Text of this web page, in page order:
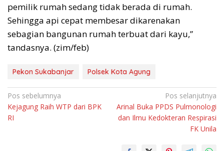
pemilik rumah sedang tidak berada di rumah.
Sehingga api cepat membesar dikarenakan
sebagian bangunan rumah terbuat dari kayu,”
tandasnya. (zim/feb)
Pekon Sukabanjar Polsek Kota Agung
Navigasi
pos
Pos sebelumnya
Kejagung Raih WTP dari BPK
RI
Pos selanjutnya
Arinal Buka PPDS Pulmonologi
dan Ilmu Kedokteran Respirasi
FK Unila